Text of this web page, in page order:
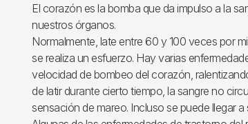
El corazón es la bomba que da impulso a la
nuestros órganos.
Normalmente, late entre 60 y 100 veces por
se realiza un esfuerzo. Hay varias
velocidad de bombeo del corazón,
de latir durante cierto tiempo, la sangre no
sensación de mareo. Incluso se puede llegar